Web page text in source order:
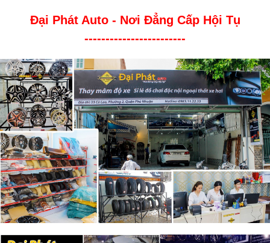
Đại Phát Auto - Nơi Đẳng Cấp Hội Tụ
------------------------